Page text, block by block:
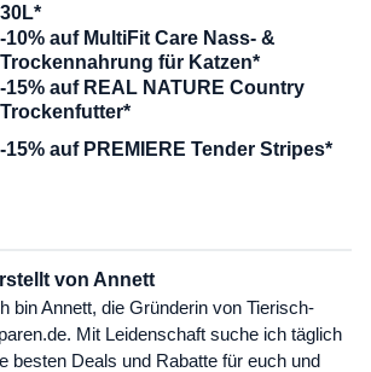
30L*
-10% auf MultiFit Care Nass- &
Trockennahrung für Katzen*
-15% auf REAL NATURE Country
Trockenfutter*
-15% auf PREMIERE Tender Stripes*
von Annett
bin Annett, die Gründerin von Tierisch-
Mit Leidenschaft suche ich täglich
besten Deals und Rabatte für euch und